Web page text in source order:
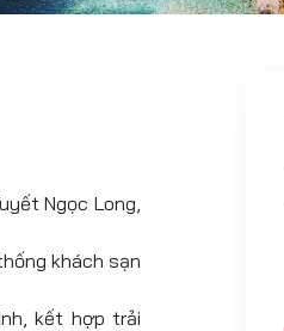
Ngọc Long,
khách sạn
kết hợp trải